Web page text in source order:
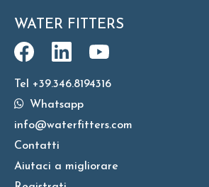
WATER FITTERS
Tel +39.346.8194316
Whatsapp
info@waterfitters.com
Contatti
Aiutaci a migliorare